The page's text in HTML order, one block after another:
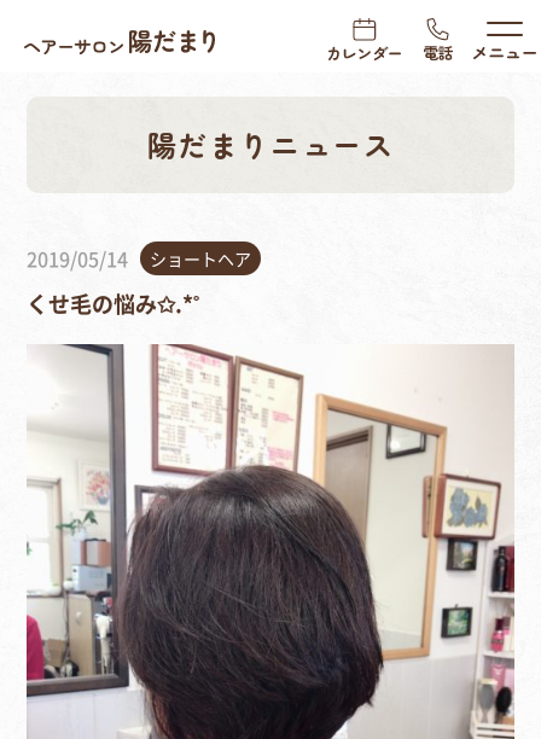
陽だまりニュース
2019/05/14 ショートヘア
くせ毛の悩み✩.*˚